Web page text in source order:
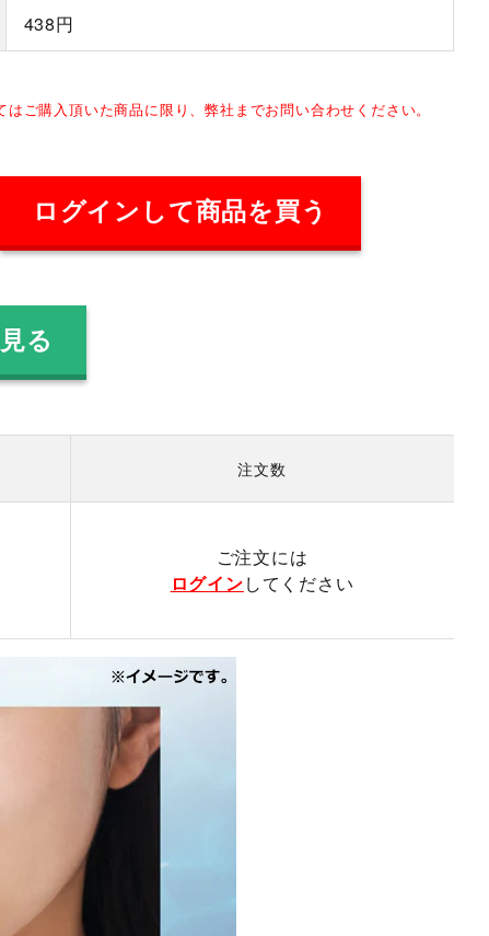
438円
ご購入頂いた商品に限り、弊社までお問い合わせください。
ログインして商品を買う
る
注文数
ご注文には
ログインしてください